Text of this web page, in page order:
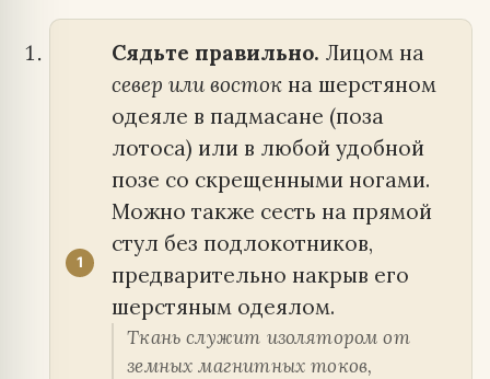
Сядьте правильно. Лицом на
север или востокна шерстяном
одеяле в падмасане (поза
лотоса) или в любой удобной
позе со скрещенными ногами.
Можно также сесть на прямой
стул без подлокотников,
предварительно накрыв его
шерстяным одеялом.
Ткань служит изолятором от
земных магнитных токов,